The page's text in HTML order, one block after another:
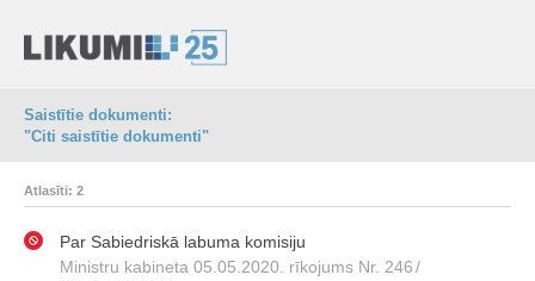
Saistītie dokumenti:
"Citi saistītie dokumenti"
Atlasīti: 2
Par Sabiedriskā labuma komisiju
Ministru kabineta 05.05.2020. rīkojums Nr. 246/